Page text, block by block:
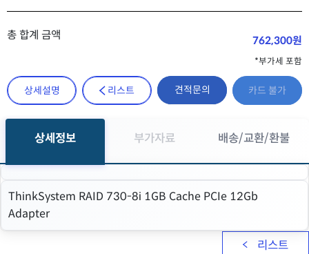
총 합계 금액 762,300원
*부가세 포함
상세설명 리스트 견적문의 카드 불가
상세정보 부가자료 배송/교환/환불
ThinkSystem RAID 730-8i 1GB Cache PCIe 12Gb
Adapter
리스트